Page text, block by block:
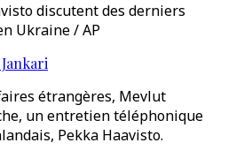
discutent des derniers
Ukraine / AP
étrangères, Mevlut
un entretien téléphonique
Pekka Haavisto.